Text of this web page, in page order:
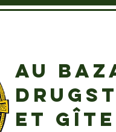
AU
ET